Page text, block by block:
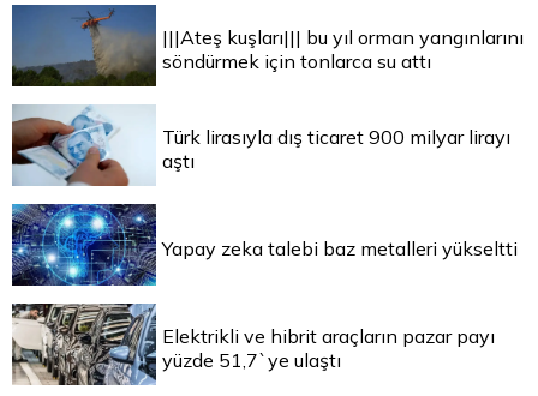
|||Ateş kuşları||| bu yıl orman yangınlarını
söndürmek için tonlarca su attı
Türk lirasıyla dış ticaret 900 milyar lirayı
aştı
Yapay zeka talebi baz metalleri yükseltti
Elektrikli ve hibrit araçların pazar payı
yüzde 51,7`ye ulaştı